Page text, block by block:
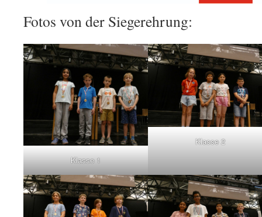
Fotos von der Siegerehrung:
Klasse 1
Klasse 2